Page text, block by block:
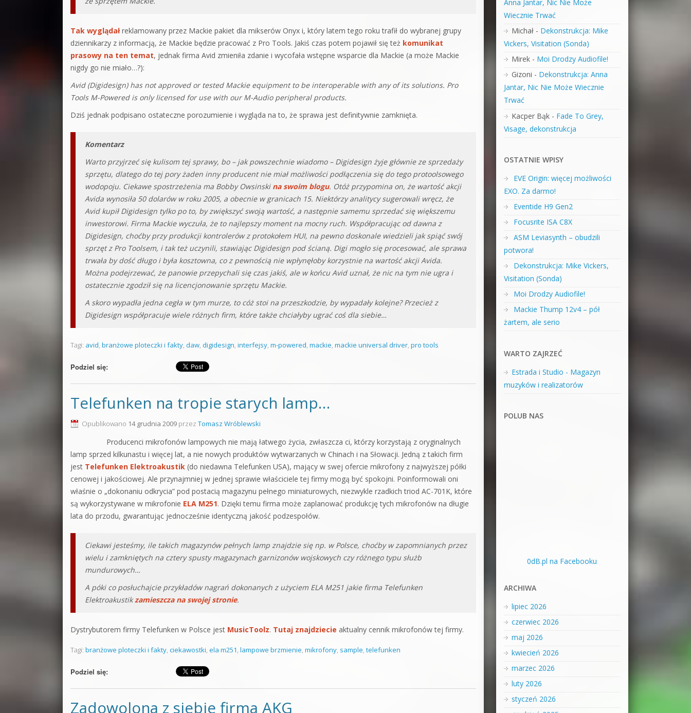
Tak wyglądałreklamowany przez Mackie pakiet dla mikserów Onyx i, który latem tego roku trafił do wybranej grupy
dziennikarzy z informacją, że Mackie będzie pracować z Pro Tools. Jakiś czas potem pojawił się też komunikat
prasowy na ten temat, jednak firma Avid zmieniła zdanie i wycofała wstępne wsparcie dla Mackie (a może Mackie
nigdy go nie miało…?):
Avid (Digidesign) has not approved or tested Mackie equipment to be interoperable with any of its solutions. Pro
Tools M-Powered is only licensed for use with our M-Audio peripheral products.
Dziś jednak podpisano ostateczne porozumienie i wygląda na to, że sprawa jest definitywnie zamknięta.
Komentarz
Warto przyjrzeć się kulisom tej sprawy, bo – jak powszechnie wiadomo – Digidesign żyje głównie ze sprzedaży
sprzętu, dlatego do tej pory żaden inny producent nie miał możliwości podłączenia się do tego protoolsowego
wodopoju. Ciekawe spostrzeżenia ma Bobby Owsinski na swoim blogu. Otóż przypomina on, że wartość akcji
Avida wynosiła 50 dolarów w roku 2005, a obecnie w granicach 15. Niektórzy analitycy sugerowali wręcz, że
Avid kupił Digidesign tylko po to, by zwiększyć swoją wartość, a następnie samemu sprzedać się większemu
inwestorowi. Firma Mackie wyczuła, że to najlepszy moment na mocny ruch. Współpracując od dawna z
Digidesign, choćby przy produkcji kontrolerów z protokołem HUI, na pewno doskonale wiedzieli jak spiąć swój
sprzęt z Pro Toolsem, i tak też uczynili, stawiając Digidesign pod ścianą. Digi mogło się procesować, ale sprawa
trwała by dość długo i była kosztowna, co z pewnością nie wpłynęłoby korzystnie na wartość akcji Avida.
Można podejrzewać, że panowie przepychali się czas jakiś, ale w końcu Avid uznał, że nic na tym nie ugra i
ostatecznie zgodził się na licencjonowanie sprzętu Mackie.
A skoro wypadła jedna cegła w tym murze, to cóż stoi na przeszkodzie, by wypadały kolejne? Przecież z
Digidesign współpracuje wiele różnych firm, które także chciałyby ugrać coś dla siebie…
Tagi: avid, branżowe ploteczki i fakty, daw, digidesign, interfejsy, m-powered, mackie, mackie universal driver, pro tools
Podziel się:
Telefunken na tropie starych lamp…
Opublikowano 14 grudnia 2009 przez Tomasz Wróblewski
Producenci mikrofonów lampowych nie mają łatwego życia, zwłaszcza ci, którzy korzystają z oryginalnych
lamp sprzed kilkunastu i więcej lat, a nie nowych produktów wytwarzanych w Chinach i na Słowacji. Jedną z takich firm
jest Telefunken Elektroakustik (do niedawna Telefunken USA), mający w swej ofercie mikrofony z najwyższej półki
cenowej i jakościowej. Ale przynajmniej w jednej sprawie właściciele tej firmy mogą być spokojni. Poinformowali oni
właśnie o „dokonaniu odkrycia” pod postacią magazynu pełnego miniaturowych, niezwykle rzadkich triod AC-701K, które
są wykorzystywane w mikrofonie ELA M251. Dzięki temu firma może zaplanować produkcję tych mikrofonów na długie
lata do przodu, gwarantując jednocześnie identyczną jakość podzespołów.
Ciekawi jesteśmy, ile takich magazynów pełnych lamp znajdzie się np. w Polsce, choćby w zapomnianych przez
wielu i zamkniętych na cztery spusty magazynach garnizonów wojskowych czy różnego typu służb
mundurowych…
A póki co posłuchajcie przykładów nagrań dokonanych z użyciem ELA M251 jakie firma Telefunken
Elektroakustikzamieszcza na swojej stronie.
Dystrybutorem firmy Telefunken w Polsce jest MusicToolz. Tutaj znajdziecie aktualny cennik mikrofonów tej firmy.
Tagi: branżowe ploteczki i fakty, ciekawostki, ela m251, lampowe brzmienie, mikrofony, sample, telefunken
Podziel się:
Zadowolona z siebie firma AKG
Anna Jantar, Nic Nie Może
Wiecznie Trwać
Michał- Dekonstrukcja: Mike
Vickers, Visitation (Sonda)
Mirek- Moi Drodzy Audiofile!
Gizoni - Dekonstrukcja: Anna
Jantar, Nic Nie Może Wiecznie
Trwać
Kacper Bąk- Fade To Grey,
Visage, dekonstrukcja
OSTATNIE WPISY
EVE Origin: więcej możliwości
EXO. Za darmo!
Eventide H9 Gen2
Focusrite ISA C8X
ASM Leviasynth – obudzili
potwora!
Dekonstrukcja: Mike Vickers,
Visitation (Sonda)
Moi Drodzy Audiofile!
Mackie Thump 12v4 – pół
żartem, ale serio
WARTO ZAJRZEĆ
Estrada i Studio - Magazyn
muzyków i realizatorów
POLUB NAS
0dB.pl na Facebooku
ARCHIWA
lipiec 2026
czerwiec 2026
maj 2026
kwiecień 2026
marzec 2026
luty 2026
styczeń 2026